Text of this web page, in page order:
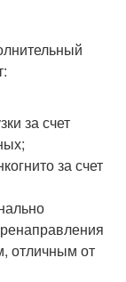
за счет
за счет
отличным от